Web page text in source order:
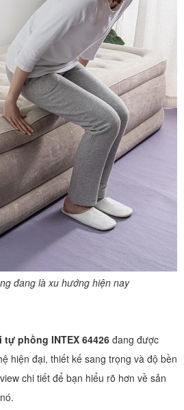
đang là xu hướng hiện nay
tự phồng INTEX 64426 đang được
hiện đại, thiết kế sang trọng và độ bền
chi tiết để bạn hiểu rõ hơn về sản